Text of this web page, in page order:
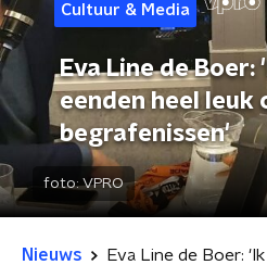
Cultuur & Media
Eva Line de
eenden heel leuk
begrafenissen'
foto:VPRO
Nieuws